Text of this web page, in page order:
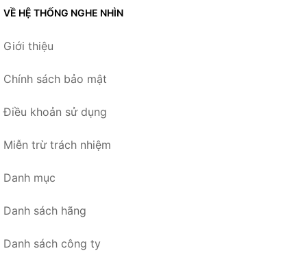
VỀ HỆ THỐNG NGHE NHÌN
Giới thiệu
Chính sách bảo mật
Điều khoản sử dụng
Miễn trừ trách nhiệm
Danh mục
Danh sách hãng
Danh sách công ty